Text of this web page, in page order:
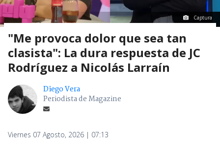
Captura
"Me provoca dolor que sea tan
clasista": La dura respuesta de JC
Rodríguez a Nicolás Larraín
Diego Vera
Periodista de Magazine
Viernes 07 Agosto, 2026 | 07:13